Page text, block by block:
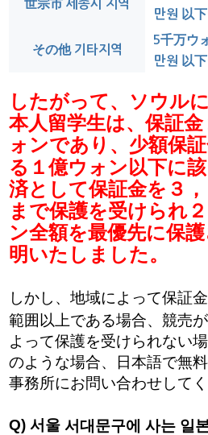
世宗市 세종시 지역
만원 以
その他 기타지역
5千万ウ
만원 以
したがって、ソウル
本人留学生は、保証
ォンであり、少額保
る１億ウォン以下に
済として保証金を３
まで保護を受けられ
ン全額を最優先に保
明いたしました。
しかし、地域によって保証
範囲以上である場合、競売
よって保護を受けられない
のような場合、日本語で無
事務所にお問い合わせしてく
Q) 서울 서대문구에 사는 일